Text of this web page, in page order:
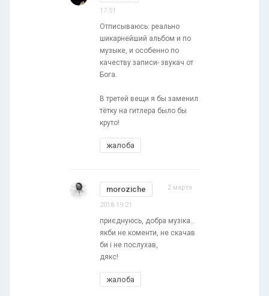
17:51
Отписываюсь: реально
шикарнейший альбом и по
музыке, и особенно по
качеству записи- звукач от
Бога.
В третей вещи я бы заменил
тётку на гитлера было бы
круто!
жалоба
moroziche 2 марта
2018 19:21
приєднуюсь, добра музіка..
якби не коменти, не скачав
би і не послухав,
дякс!
жалоба